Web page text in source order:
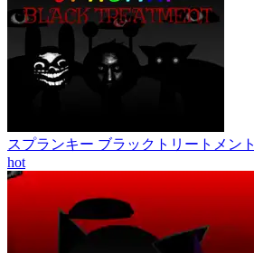
スプランキー ブラックトリートメント
hot